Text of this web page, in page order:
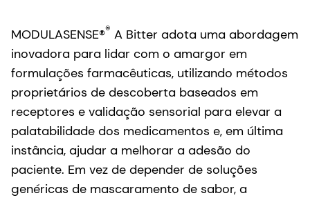
MODULASENSE®® A Bitter adota uma abordagem
inovadora para lidar com o amargor em
formulações farmacêuticas, utilizando métodos
proprietários de descoberta baseados em
receptores e validação sensorial para elevar a
palatabilidade dos medicamentos e, em última
instância, ajudar a melhorar a adesão do
paciente. Em vez de depender de soluções
genéricas de mascaramento de sabor, a